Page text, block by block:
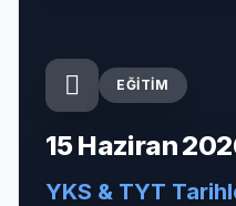
EĞITIM
15 Haziran
YKS & TYT